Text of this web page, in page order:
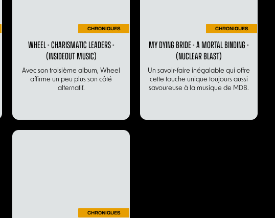
CHRONIQUES
WHEEL - CHARISMATIC LEADERS -
(INSIDEOUT MUSIC)
Avec son troisième album, Wheel
affirme un peu plus son côté
alternatif.
CHRONIQUES
MY DYING BRIDE - A MORTAL BINDING -
(NUCLEAR BLAST)
Un savoir-faire inégalable qui offre
cette touche unique toujours aussi
savoureuse à la musique de MDB.
CHRONIQUES